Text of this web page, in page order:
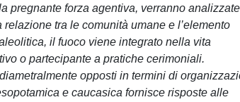
pregnante forza agentiva, verranno
tra le comunità umane e l’elemento
il fuoco viene integrato nella vita
o partecipante a pratiche cerimoniali.
opposti in termini di
e caucasica fornisce risposte alle